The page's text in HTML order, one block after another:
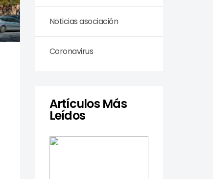
Noticias asociación
Coronavirus
Artículos Más
Leídos